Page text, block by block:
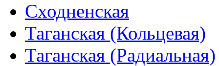
Сходненская
Таганская (Кольцевая)
Таганская (Радиальная)